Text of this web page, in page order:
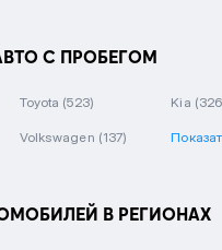
С ПРОБЕГОМ
Toyota (523) Kia
Volkswagen (137)
В РЕГИОНАХ